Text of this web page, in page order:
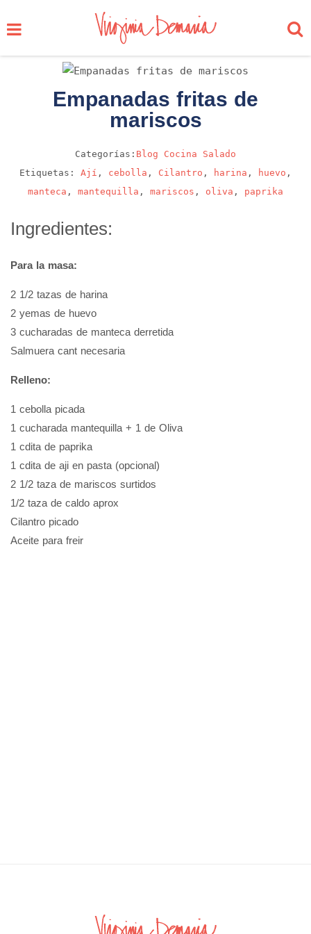
Empanadas fritas de
mariscos
Categorías: Blog Cocina
Salado
Etiquetas: Ají , cebolla , Cilantro , harina , huevo ,
manteca , mantequilla , mariscos , oliva , paprika
Ingredientes:
Para la masa:
2 1/2 tazas de harina
2 yemas de huevo
3 cucharadas de manteca derretida
Salmuera cant necesaria
Relleno:
1 cebolla picada
1 cucharada mantequilla + 1 de Oliva
1 cdita de paprika
1 cdita de aji en pasta (opcional)
2 1/2 taza de mariscos surtidos
1/2 taza de caldo aprox
Cilantro picado
Aceite para freir